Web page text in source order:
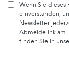
Wenn Sie dieses
einverstanden,
Newsletter
Abmeldelink am
finden Sie in